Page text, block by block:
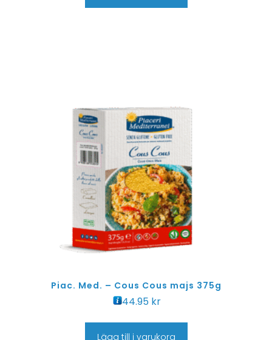
Piac. Med. – Cous Cous majs 375g
44.95 kr
Lägg till i varukorg